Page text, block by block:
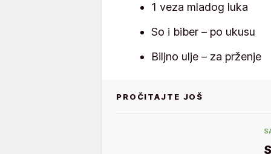
1 veza mladog luka
So i biber – po ukusu
Biljno ulje – za prženje
PROČITAJTE JOŠ